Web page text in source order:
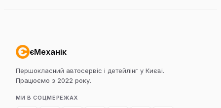
єМеханік
Першокласний автосервіс і детейлінг у Києві.
Працюємо з 2022 року.
МИ В СОЦМЕРЕЖАХ